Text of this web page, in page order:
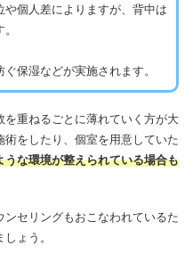
個人差によりますが、背中は
保湿などが実施されます。
重ねるごとに薄れていく方が大
をしたり、個室を用意していた
な環境が整えられている場合も
セリングもおこなわれているた
ょう。